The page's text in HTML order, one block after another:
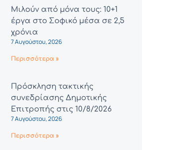
Μιλούν από μόνα τους: 10+1
έργα στο Σοφικό μέσα σε 2,5
χρόνια
7 Αυγούστου, 2026
Περισσότερα »
Πρόσκληση τακτικής
συνεδρίασης Δημοτικής
Επιτροπής στις 10/8/2026
7 Αυγούστου, 2026
Περισσότερα »